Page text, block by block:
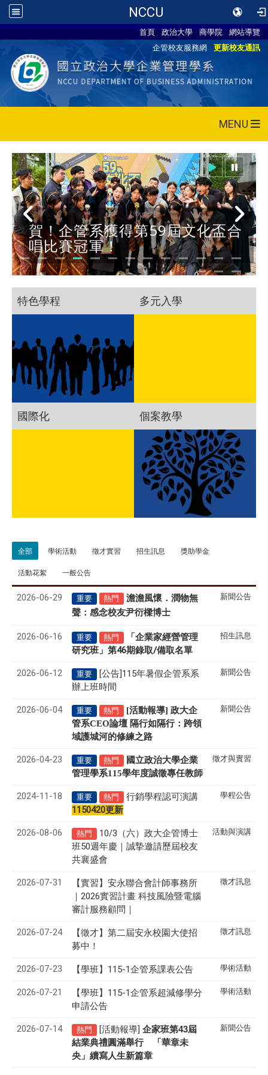
NCCU
首頁 政治大學 商學院
網站導覽
企管校友服務網
更新校友通訊
MENU
賀！企管系獲得第59屆文化盃合
唱比賽冠軍！
特色學程 多元入學
國際化 個案教學
全部 學術活動 徵才實習 招生訊息 獎助學金
活動花絮 一般公告
2026-06-29 重要 熱門
澹澹風懷．潤物無
聲 ： 感念校友尹衍樑博士
新聞公告
2026-06-16 重要 熱門
「企業家經營管理
研究班」第46期錄取/備取名單
招生訊息
2026-06-12 重要
[公告]115年暑假企管系系
辦上班時間
新聞公告
2026-06-04 重要 熱門
[活動報導] 政大企
管系CEO論壇 隔行如隔行：跨領
域護城河的修練之路
新聞公告
2026-04-23 重要 熱門
國立政治大學企業
管理學系115學年度誠徵專任教師
徵才與實習
2024-11-18 重要 熱門
行銷學程認可演講
1150420更新
學程公告
2026-08-06 熱門
10/3（六）政大企管博士
班50週年慶｜誠摯邀請歷屆校友
共襄盛會
活動與演講
2026-07-31
【實習】安永聯合會計師事務所
｜2026實習計畫 科技風險暨電腦
審計服務顧問｜
徵才訊息
2026-07-24 【徵才】 第二屆安永校園大使招
募中！
徵才訊息
2026-07-23 【學班】115-1企管系課表公告 學術活動
2026-07-21
【學班】115-1企管系超減修學分
申請公告
學術活動
2026-07-14 熱門 [活動報導] 企家班第43屆
結業典禮圓滿舉行 「華章未
央」續寫人生新篇章
新聞公告